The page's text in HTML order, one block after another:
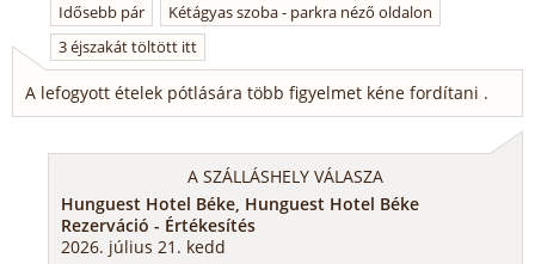
Idősebb pár
Kétágyas szoba - parkra néző oldalon
3 éjszakát töltött itt
A lefogyott ételek pótlására több figyelmet kéne fordítani .
A SZÁLLÁSHELY VÁLASZA
Hunguest Hotel Béke, Hunguest Hotel Béke
Rezerváció - Értékesítés
2026. július 21. kedd